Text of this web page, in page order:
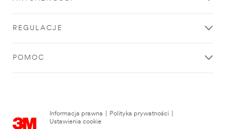
REGULACJE
POMOC
Informacja prawna Polityka prywatności
Ustawienia cookie